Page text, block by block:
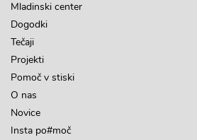
Mladinski center
Dogodki
Tečaji
Projekti
Pomoč v stiski
O nas
Novice
Insta po#moč